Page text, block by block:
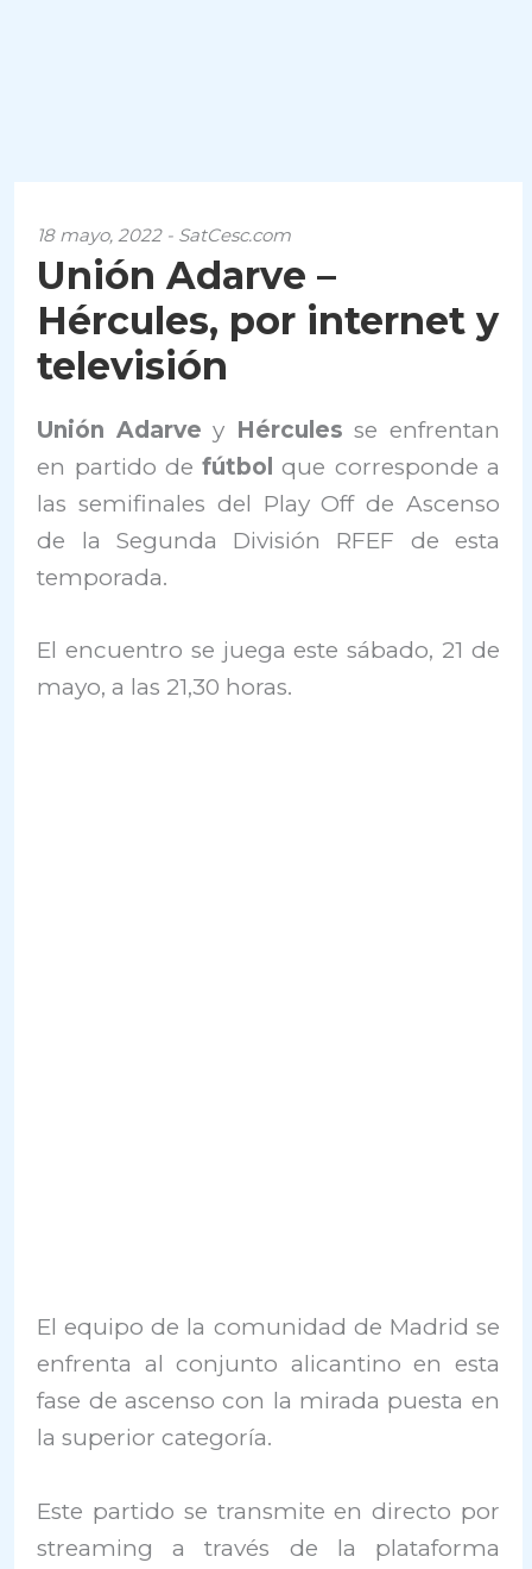
18 mayo, 2022 - SatCesc.com
Unión Adarve –
Hércules, por internet y
televisión
Unión Adarvey Hércules se enfrentan
en partido de fútbol que corresponde a
las semifinales del Play Off de Ascenso
de la Segunda División RFEF de esta
temporada.
El encuentro se juega este sábado, 21 de
mayo, a las 21,30 horas.
El equipo de la comunidad de Madrid se
enfrenta al conjunto alicantino en esta
fase de ascenso con la mirada puesta en
la superior categoría.
Este partido se transmite en directo por
streaming a través de la plataforma